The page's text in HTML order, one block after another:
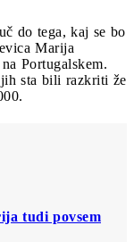
do tega, kaj se bo
Marija
Portugalskem.
sta bili razkriti že
tudi povsem